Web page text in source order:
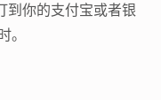
到你的支付宝或者银
。